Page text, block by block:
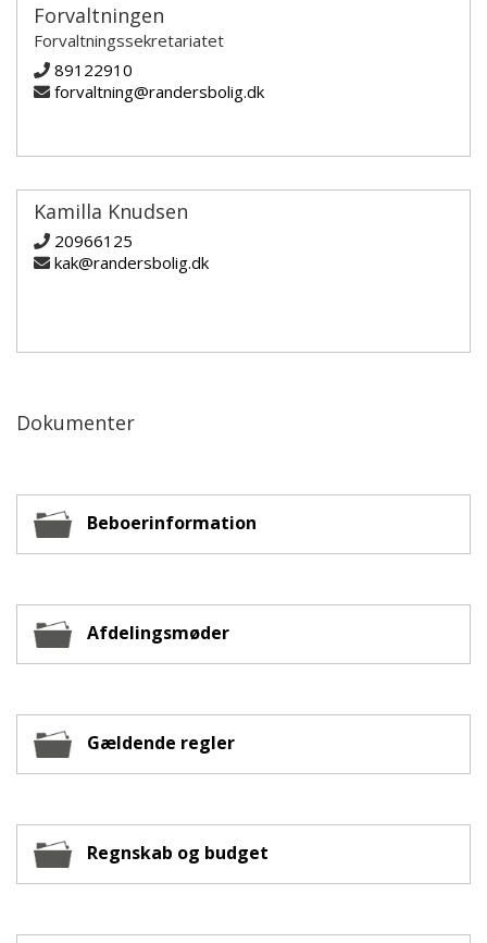
Forvaltningen
Forvaltningssekretariatet
89122910
forvaltning@randersbolig.dk
Kamilla Knudsen
20966125
kak@randersbolig.dk
Dokumenter
Beboerinformation
Afdelingsmøder
Gældende regler
Regnskab og budget